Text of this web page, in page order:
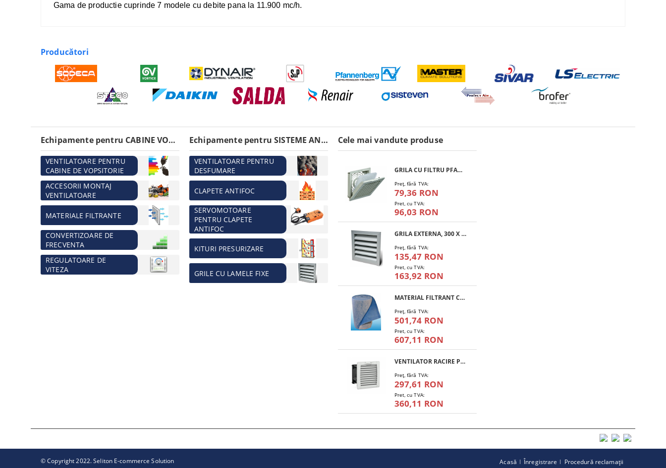
​Gama de productie cuprinde 7 modele cu debite pana la 11.900 mc/h.
Producători
Echipamente pentru CABINE VOPSITORIE
VENTILATOARE PENTRU
CABINE DE VOPSITORIE
ACCESORII MONTAJ
VENTILATOARE
MATERIALE FILTRANTE
CONVERTIZOARE DE
FRECVENTA
REGULATOARE DE
VITEZA
Echipamente pentru SISTEME ANTIINCENDIU
VENTILATOARE PENTRU
DESFUMARE
CLAPETE ANTIFOC
SERVOMOTOARE
PENTRU CLAPETE
ANTIFOC
KITURI PRESURIZARE
GRILE CU LAMELE FIXE
Cele mai vandute produse
GRILA CU FILTRU PFANNENBERG PFA 10.000
Preţ, fără TVA:
79,36 RON
Pret, cu TVA:
96,03 RON
GRILA EXTERNA, 300 X 300 MM
Preţ, fără TVA:
135,47 RON
Pret, cu TVA:
163,92 RON
MATERIAL FILTRANT CLASA G4 - RULOU
Preţ, fără TVA:
501,74 RON
Pret, cu TVA:
607,11 RON
VENTILATOR RACIRE PFANNENBERG PF 11.000
Preţ, fără TVA:
297,61 RON
Pret, cu TVA:
360,11 RON
© Copyright 2022. Seliton E-commerce Solution Acasă Înregistrare Procedură reclamaţii